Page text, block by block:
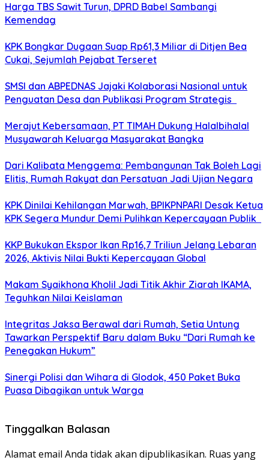
Harga TBS Sawit Turun, DPRD Babel Sambangi
Kemendag
KPK Bongkar Dugaan Suap Rp61,3 Miliar di Ditjen Bea
Cukai, Sejumlah Pejabat Terseret
SMSI dan ABPEDNAS Jajaki Kolaborasi Nasional untuk
Penguatan Desa dan Publikasi Program Strategis
Merajut Kebersamaan, PT TIMAH Dukung Halalbihalal
Musyawarah Keluarga Masyarakat Bangka
Dari Kalibata Menggema: Pembangunan Tak Boleh Lagi
Elitis, Rumah Rakyat dan Persatuan Jadi Ujian Negara
KPK Dinilai Kehilangan Marwah, BPIKPNPARI Desak Ketua
KPK Segera Mundur Demi Pulihkan Kepercayaan Publik
KKP Bukukan Ekspor Ikan Rp16,7 Triliun Jelang Lebaran
2026, Aktivis Nilai Bukti Kepercayaan Global
Makam Syaikhona Kholil Jadi Titik Akhir Ziarah IKAMA,
Teguhkan Nilai Keislaman
Integritas Jaksa Berawal dari Rumah, Setia Untung
Tawarkan Perspektif Baru dalam Buku “Dari Rumah ke
Penegakan Hukum”
Sinergi Polisi dan Wihara di Glodok, 450 Paket Buka
Puasa Dibagikan untuk Warga
Tinggalkan Balasan
Alamat email Anda tidak akan dipublikasikan. Ruas yang